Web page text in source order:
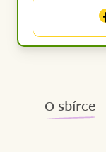
O sbírce